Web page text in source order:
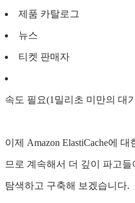
제품 카탈로그
뉴스
티켓 판매자
속도 필요(1밀리초 미만의 대
이제 Amazon ElastiCache에
므로 계속해서 더 깊이 파고들
탐색하고 구축해 보겠습니다.